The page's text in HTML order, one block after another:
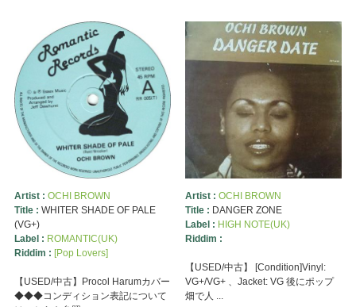
Artist : OCHI BROWN
Title : WHITER SHADE OF PALE
(VG+)
Label : ROMANTIC(UK)
Riddim : [Pop Lovers]
【USED/中古】Procol Harumカバー
◆◆◆コンディション表記について
Artist : OCHI BROWN
Title : DANGER ZONE
Label : HIGH NOTE(UK)
Riddim :
【USED/中古】 [Condition]Vinyl:
VG+/VG+ 、Jacket: VG 後にポップ
畑で人 ...